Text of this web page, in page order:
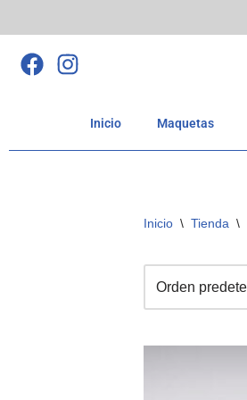
Saltar
al
Inicio Maquetas
Inicio \ Tienda \